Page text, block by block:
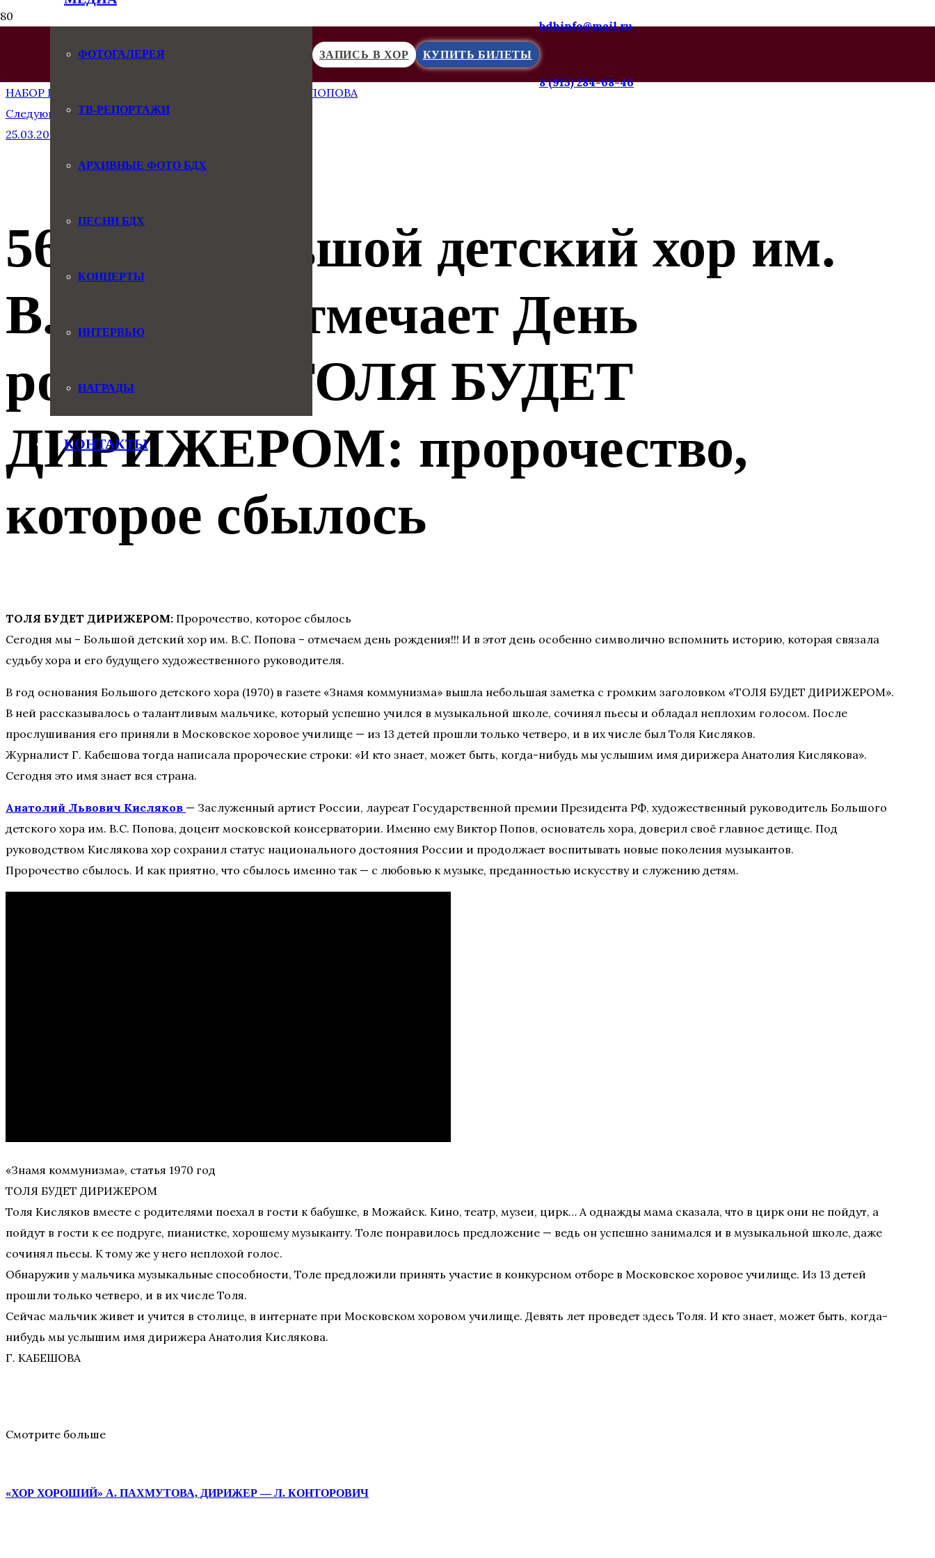
ФОТОГАЛЕРЕЯ
ТВ-РЕПОРТАЖИ
АРХИВНЫЕ ФОТО БДХ
ПЕСНИ БДХ
КОНЦЕРТЫ
ИНТЕРВЬЮ
НАГРАДЫ
КОНТАКТЫ
ЗАПИСЬ В ХОР КУПИТЬ БИЛЕТЫ
bdhinfo@mail.ru
8 (915) 284-68-46
НАБОР В БОЛЬШОЙ ДЕТСКИЙ ХОР ИМЕНИ ВИКТОРА ПОПОВА
Следующая запись
25.03.2025. Кремль. Вручение Премии Президента
56 лет: Большой детский хор им.
В. Попова отмечает День
рождения. ТОЛЯ БУДЕТ
ДИРИЖЕРОМ: пророчество,
которое сбылось
ТОЛЯ БУДЕТ ДИРИЖЕРОМ: Пророчество, которое сбылось
Сегодня мы – Большой детский хор им. В.С. Попова – отмечаем день рождения!!! И в этот день особенно символично вспомнить историю, которая связала
судьбу хора и его будущего художественного руководителя.
В год основания Большого детского хора (1970) в газете «Знамя коммунизма» вышла небольшая заметка с громким заголовком «ТОЛЯ БУДЕТ ДИРИЖЕРОМ».
В ней рассказывалось о талантливым мальчике, который успешно учился в музыкальной школе, сочинял пьесы и обладал неплохим голосом. После
прослушивания его приняли в Московское хоровое училище — из 13 детей прошли только четверо, и в их числе был Толя Кисляков.
Журналист Г. Кабешова тогда написала пророческие строки: «И кто знает, может быть, когда-нибудь мы услышим имя дирижера Анатолия Кислякова».
Сегодня это имя знает вся страна.
Анатолий Львович Кисляков — Заслуженный артист России, лауреат Государственной премии Президента РФ, художественный руководитель Большого
детского хора им. В.С. Попова, доцент московской консерватории. Именно ему Виктор Попов, основатель хора, доверил своё главное детище. Под
руководством Кислякова хор сохранил статус национального достояния России и продолжает воспитывать новые поколения музыкантов.
Пророчество сбылось. И как приятно, что сбылось именно так — с любовью к музыке, преданностью искусству и служению детям.
«Знамя коммунизма», статья 1970 год
ТОЛЯ БУДЕТ ДИРИЖЕРОМ
Толя Кисляков вместе с родителями поехал в гости к бабушке, в Можайск. Кино, театр, музеи, цирк… А однажды мама сказала, что в цирк они не пойдут, а
пойдут в гости к ее подруге, пианистке, хорошему музыканту. Толе понравилось предложение — ведь он успешно занимался и в музыкальной школе, даже
сочинял пьесы. К тому же у него неплохой голос.
Обнаружив у мальчика музыкальные способности, Толе предложили принять участие в конкурсном отборе в Московское хоровое училище. Из 13 детей
прошли только четверо, и в их числе Толя.
Сейчас мальчик живет и учится в столице, в интернате при Московском хоровом училище. Девять лет проведет здесь Толя. И кто знает, может быть, когда-
нибудь мы услышим имя дирижера Анатолия Кислякова.
Г. КАБЕШОВА
Смотрите больше
«ХОР ХОРОШИЙ» А. ПАХМУТОВА, ДИРИЖЕР — Л. КОНТОРОВИЧ